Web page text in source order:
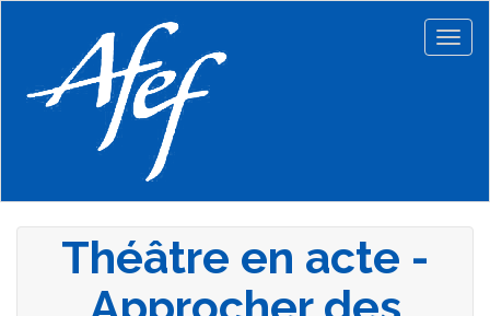
principal
Théâtre en acte -